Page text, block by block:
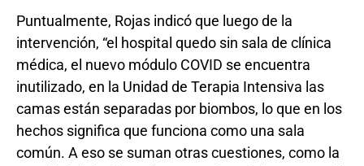
Puntualmente, Rojas indicó que luego de la
intervención, “el hospital quedo sin sala de clínica
médica, el nuevo módulo COVID se encuentra
inutilizado, en la Unidad de Terapia Intensiva las
camas están separadas por biombos, lo que en los
hechos significa que funciona como una sala
común. A eso se suman otras cuestiones, como la